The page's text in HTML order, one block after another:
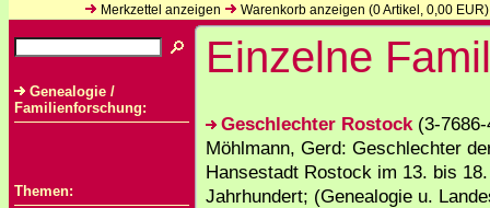
Merkzettel anzeigen
Warenkorb anzeigen (0Artikel, 0,00 EUR)
Genealogie /
Familienforschung:
Themen:
Einzelne
Geschlechter Rostock(3-7686-
Möhlmann, Gerd: Geschlechter
Hansestadt Rostock im 13. bis 18.
Jahrhundert; (Genealogie u.